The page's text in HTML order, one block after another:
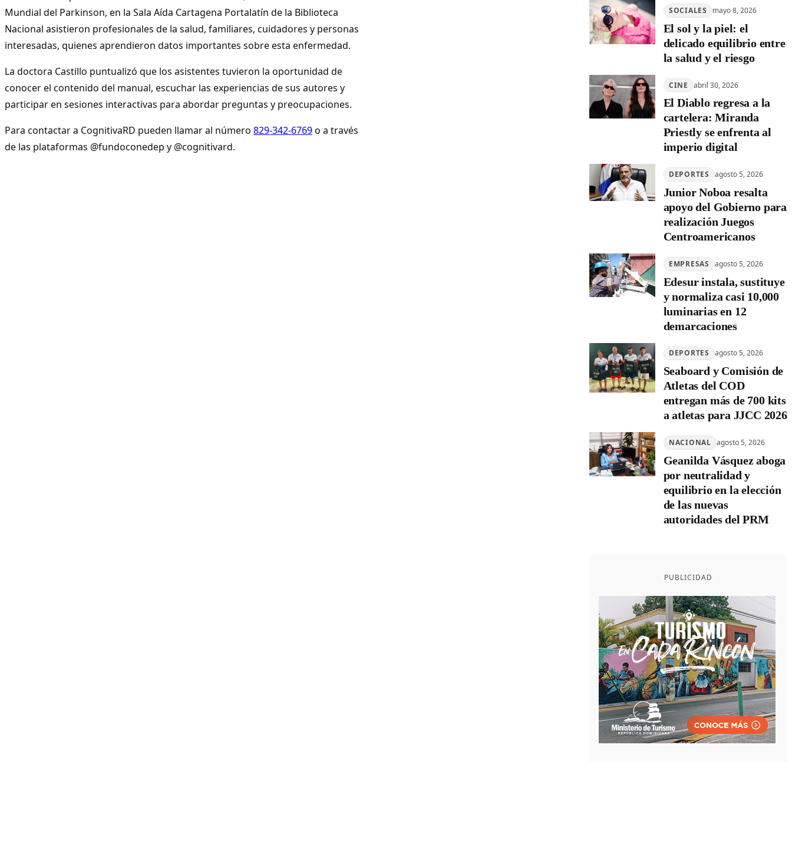
Mundial del Parkinson, en la Sala Aída Cartagena Portalatín de la Biblioteca
Nacional asistieron profesionales de la salud, familiares, cuidadores y personas
interesadas, quienes aprendieron datos importantes sobre esta enfermedad.
La doctora Castillo puntualizó que los asistentes tuvieron la oportunidad de
conocer el contenido del manual, escuchar las experiencias de sus autores y
participar en sesiones interactivas para abordar preguntas y preocupaciones.
Para contactar a CognitivaRD pueden llamar al número 829-342-6769o a través
de las plataformas @fundoconedep y @cognitivard.
SOCIALES mayo 8, 2026
El sol y la piel: el
delicado equilibrio entre
la salud y el riesgo
CINE abril 30, 2026
El Diablo regresa a la
cartelera: Miranda
Priestly se enfrenta al
imperio digital
DEPORTES agosto 5, 2026
Junior Noboa resalta
apoyo del Gobierno para
realización Juegos
Centroamericanos
EMPRESAS agosto 5, 2026
Edesur instala, sustituye
y normaliza casi 10,000
luminarias en 12
demarcaciones
DEPORTES agosto 5, 2026
Seaboard y Comisión de
Atletas del COD
entregan más de 700 kits
a atletas para JJCC 2026
NACIONAL agosto 5, 2026
Geanilda Vásquez aboga
por neutralidad y
equilibrio en la elección
de las nuevas
autoridades del PRM
PUBLICIDAD